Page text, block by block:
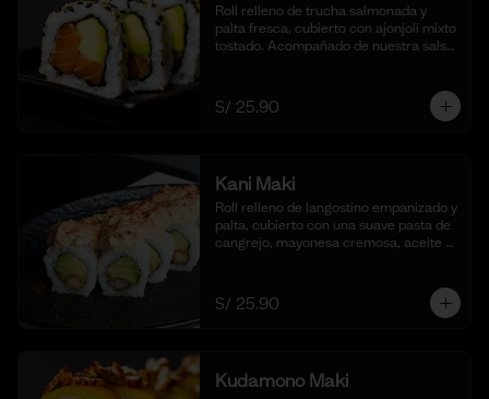
Roll relleno de trucha salmonada y
palta fresca, cubierto con ajonjolí mixto
tostado. Acompañado de nuestra salsa
S/ 25.90
Kani Maki
Roll relleno de langostino empanizado y
palta, cubierto con una suave pasta de
cangrejo, mayonesa cremosa, aceite
cortes).
S/ 25.90
Kudamono Maki